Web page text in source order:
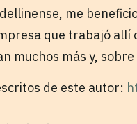
me
que trabajó allí
muchos más y,
de este autor: